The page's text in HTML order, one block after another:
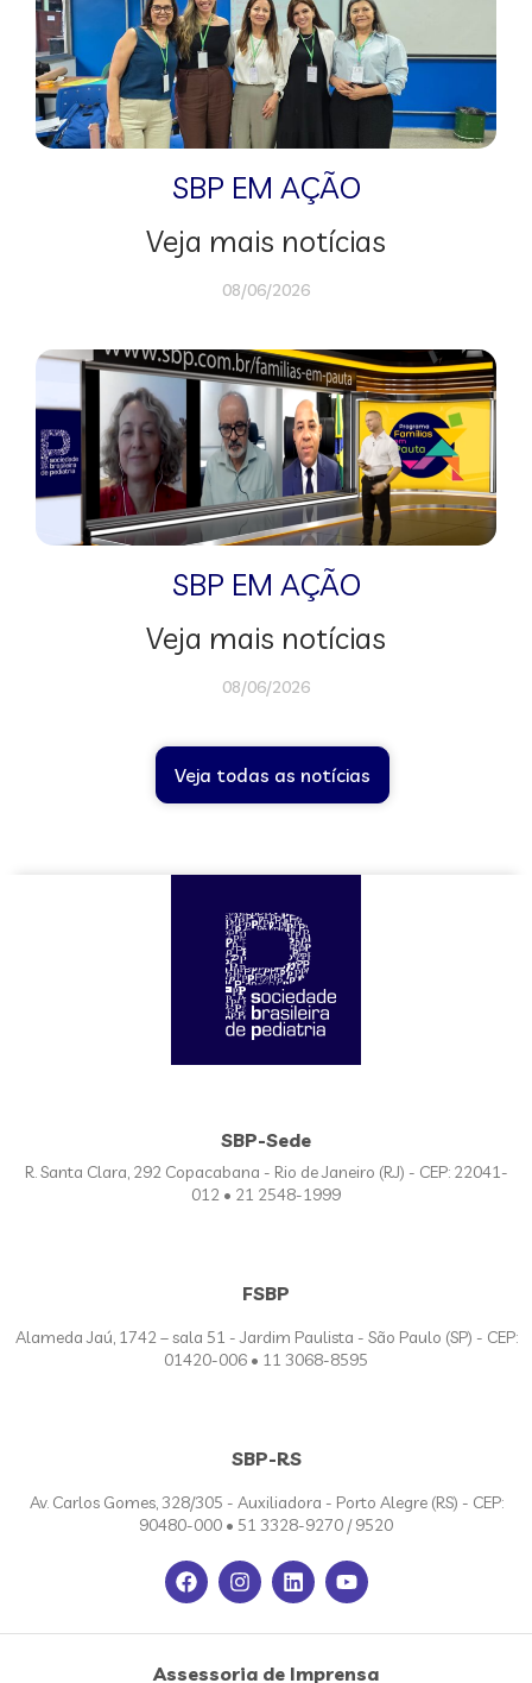
SBP EM AÇÃO
Veja mais notícias
08/06/2026
SBP EM AÇÃO
Veja mais notícias
08/06/2026
Veja todas as notícias
SBP-Sede
R. Santa Clara, 292 Copacabana - Rio de Janeiro (RJ) - CEP: 22041-
012 • 21 2548-1999
FSBP
Alameda Jaú, 1742 – sala 51 - Jardim Paulista - São Paulo (SP) - CEP:
01420-006 • 11 3068-8595
SBP-RS
Av. Carlos Gomes, 328/305 - Auxiliadora - Porto Alegre (RS) - CEP:
90480-000 • 51 3328-9270 / 9520
Assessoria de Imprensa